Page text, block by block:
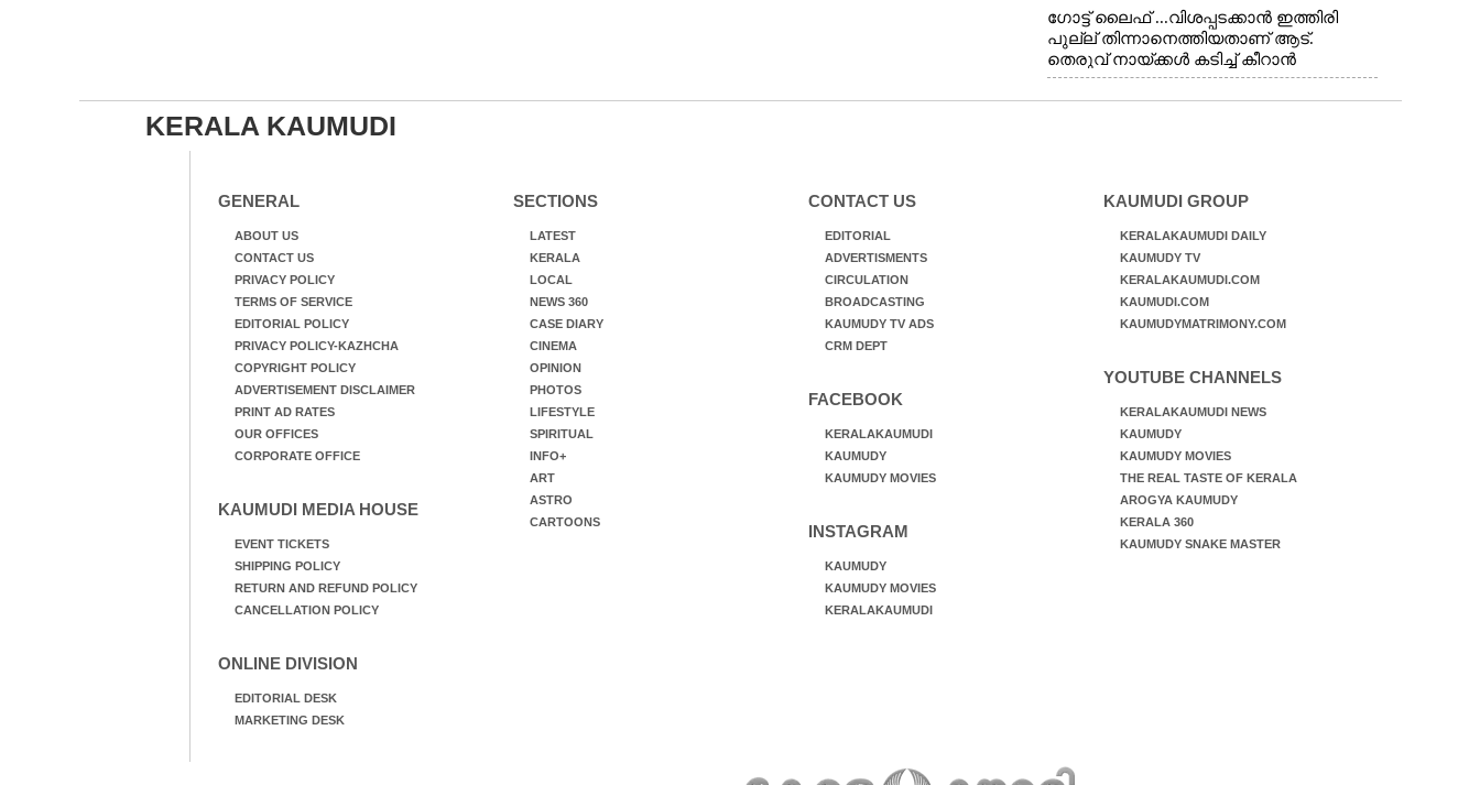
ഗോട്ട് ലൈഫ് ...വിശപ്പടക്കാൻ ഇത്തിരി
പുല്ല് തിന്നാനെത്തിയതാണ് ആട്.
തെരുവ് നായ്ക്കൾ കടിച്ച് കീറാൻ
വന്നതോടെ വയറിന്റെ ആന്തൽ മറന്ന്
ജീവന് വേണ്ടിയായി ഓട്ടം. എറണാകുളം
KERALA KAUMUDI
GENERAL
ABOUT US
CONTACT US
PRIVACY POLICY
TERMS OF SERVICE
EDITORIAL POLICY
PRIVACY POLICY-KAZHCHA
COPYRIGHT POLICY
ADVERTISEMENT DISCLAIMER
PRINT AD RATES
OUR OFFICES
CORPORATE OFFICE
KAUMUDI MEDIA HOUSE
EVENT TICKETS
SHIPPING POLICY
RETURN AND REFUND POLICY
CANCELLATION POLICY
ONLINE DIVISION
EDITORIAL DESK
MARKETING DESK
SECTIONS
LATEST
KERALA
LOCAL
NEWS 360
CASE DIARY
CINEMA
OPINION
PHOTOS
LIFESTYLE
SPIRITUAL
INFO+
ART
ASTRO
CARTOONS
CONTACT US
EDITORIAL
ADVERTISMENTS
CIRCULATION
BROADCASTING
KAUMUDY TV ADS
CRM DEPT
FACEBOOK
KERALAKAUMUDI
KAUMUDY
KAUMUDY MOVIES
INSTAGRAM
KAUMUDY
KAUMUDY MOVIES
KERALAKAUMUDI
KAUMUDI GROUP
KERALAKAUMUDI DAILY
KAUMUDY TV
KERALAKAUMUDI.COM
KAUMUDI.COM
KAUMUDYMATRIMONY.COM
YOUTUBE CHANNELS
KERALAKAUMUDI NEWS
KAUMUDY
KAUMUDY MOVIES
THE REAL TASTE OF KERALA
AROGYA KAUMUDY
KERALA 360
KAUMUDY SNAKE MASTER